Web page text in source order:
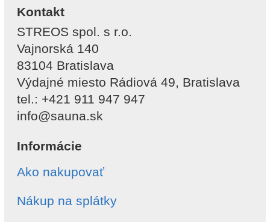
Kontakt
STREOS spol. s r.o.
Vajnorská 140
83104 Bratislava
Výdajné miesto Rádiová 49, Bratislava
tel.: +421 911 947 947
info@sauna.sk
Informácie
Ako nakupovať
Nákup na splátky